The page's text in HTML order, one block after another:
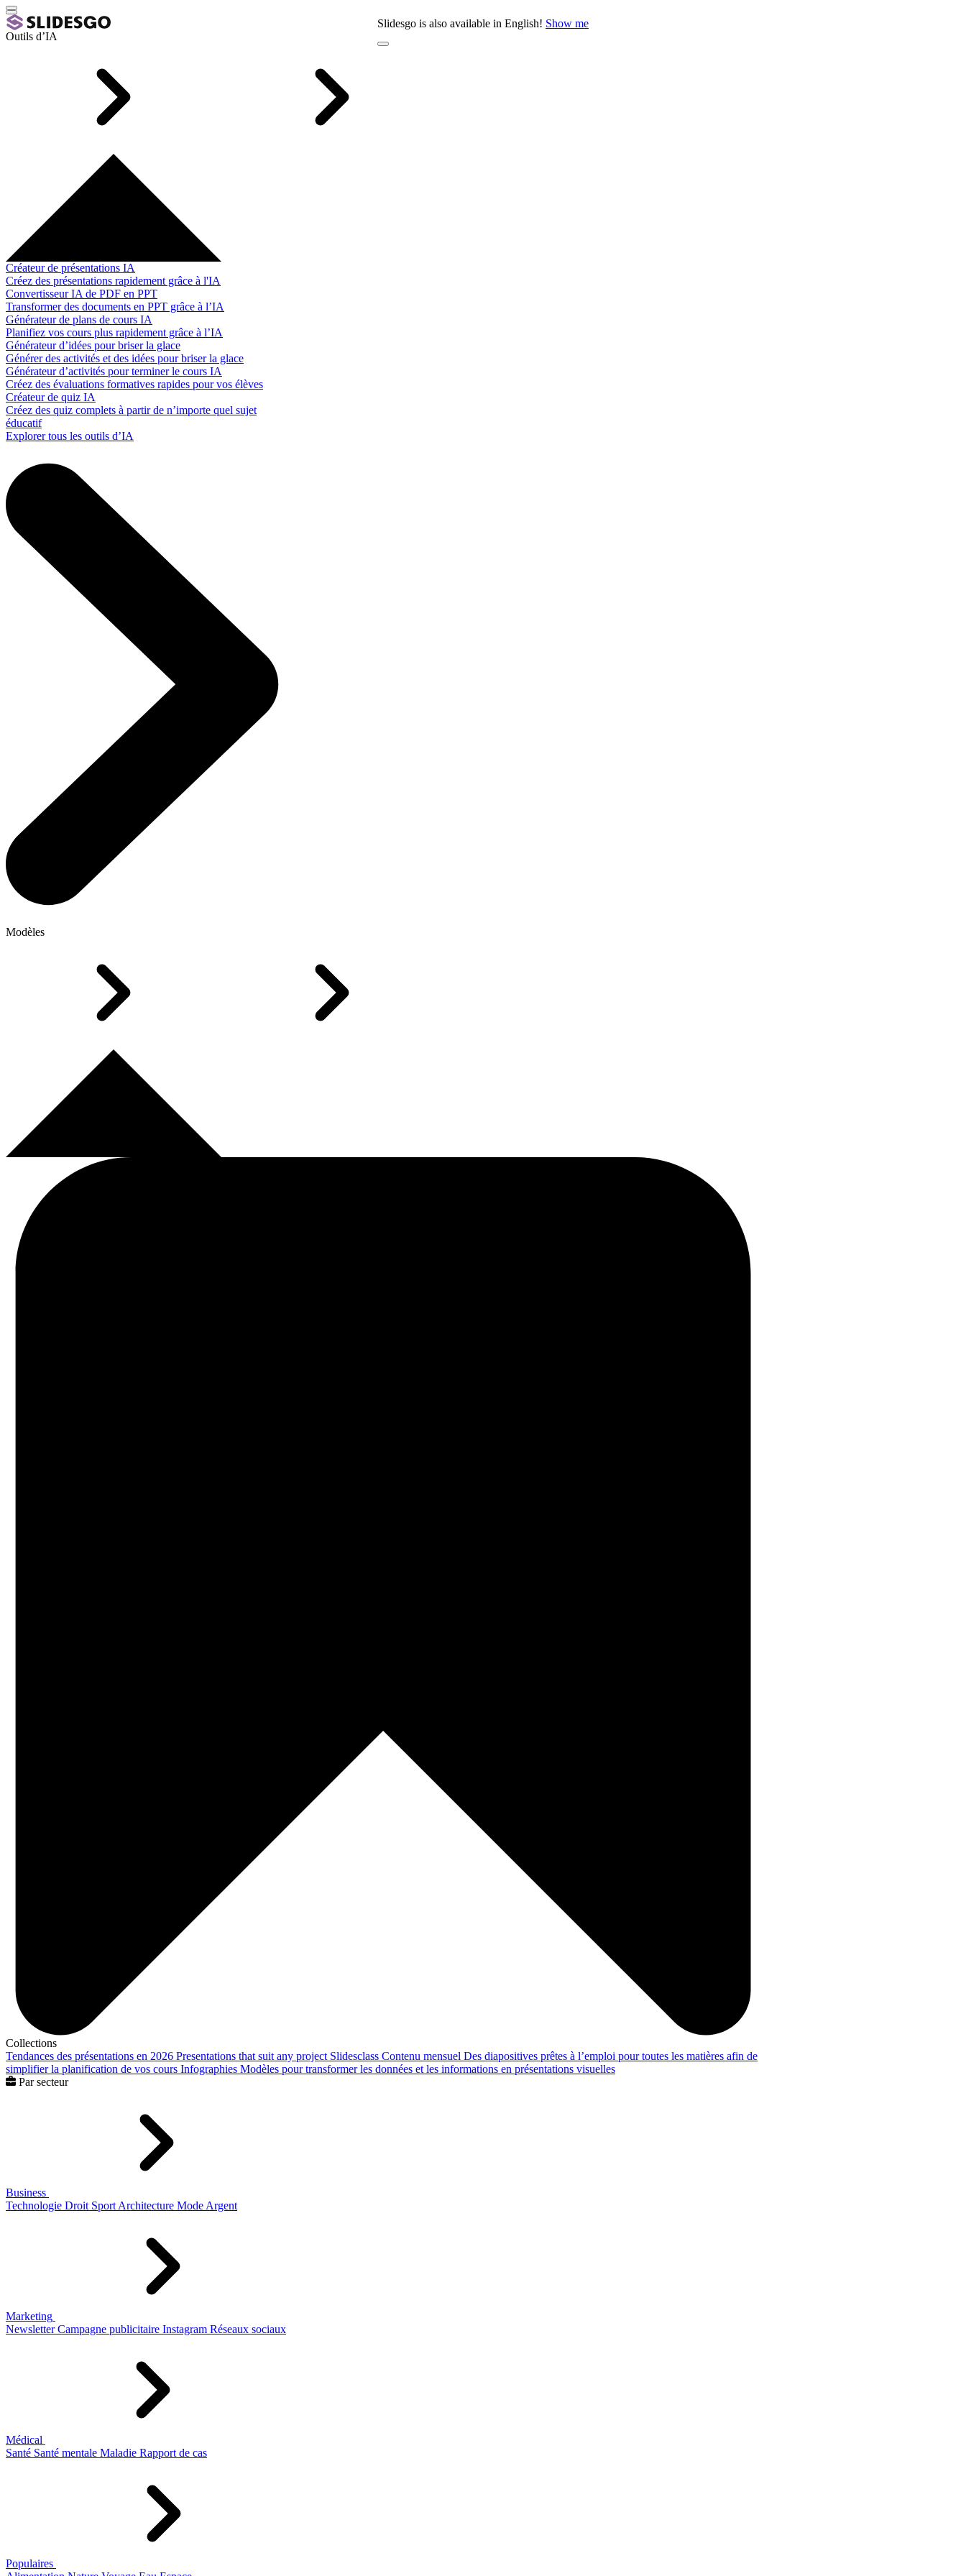
Slidesgo is also available in English! Show me
Outils d’IA
Créateur de présentations IA
Créez des présentations rapidement grâce à l'IA
Convertisseur IA de PDF en PPT
Transformer des documents en PPT grâce à l’IA
Générateur de plans de cours IA
Planifiez vos cours plus rapidement grâce à l’IA
Générateur d’idées pour briser la glace
Générer des activités et des idées pour briser la glace
Générateur d’activités pour terminer le cours IA
Créez des évaluations formatives rapides pour vos élèves
Créateur de quiz IA
Créez des quiz complets à partir de n’importe quel sujet
éducatif
Explorer tous les outils d’IA
Modèles
Collections
Tendances des présentations en 2026 Presentations that suit any project Slidesclass Contenu mensuel Des diapositives prêtes à l’emploi pour toutes les matières afin de
simplifier la planification de vos cours Infographies Modèles pour transformer les données et les informations en présentations visuelles
Par secteur
Business
Technologie Droit Sport Architecture Mode Argent
Marketing
Newsletter Campagne publicitaire Instagram Réseaux sociaux
Médical
Santé Santé mentale Maladie Rapport de cas
Populaires